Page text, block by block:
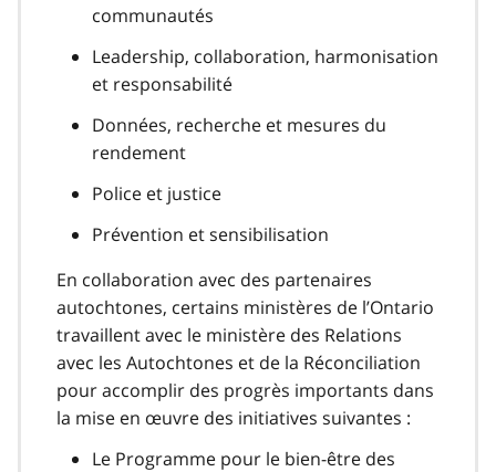
communautés
Leadership, collaboration, harmonisation
et responsabilité
Données, recherche et mesures du
rendement
Police et justice
Prévention et sensibilisation
En collaboration avec des partenaires
autochtones, certains ministères de l’Ontario
travaillent avec le ministère des Relations
avec les Autochtones et de la Réconciliation
pour accomplir des progrès importants dans
la mise en œuvre des initiatives suivantes :
Le Programme pour le bien-être des